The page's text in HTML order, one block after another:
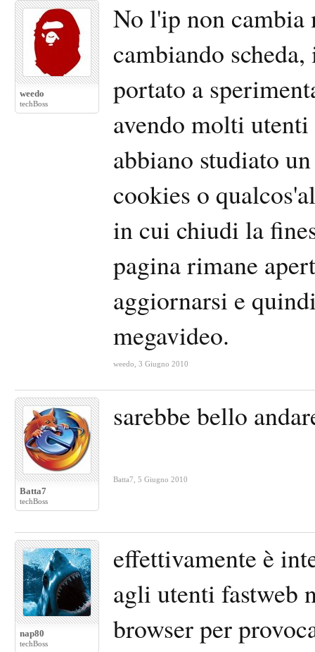
weedo
techBoss
No l'ip non cambia
cambiando
portato a
avendo molti
abbiano studiato
cookies o
in cui chiudi la
pagina rimane
aggiornarsi e
megavideo.
weedo 3 Giugno 2010
Batta7
techBoss
sarebbe bello
Batta7 5 Giugno 2010
nap80
techBoss
effettivamente è
agli utenti fastweb
browser per